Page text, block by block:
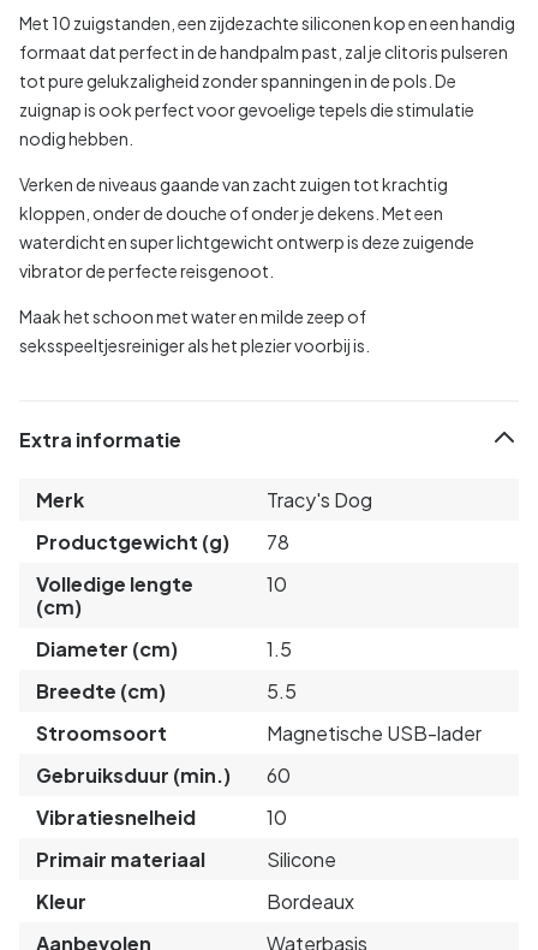
Met 10 zuigstanden, een zijdezachte siliconen kop en een handig
formaat dat perfect in de handpalm past, zal je clitoris pulseren
tot pure gelukzaligheid zonder spanningen in de pols. De
zuignap is ook perfect voor gevoelige tepels die stimulatie
nodig hebben.
Verken de niveaus gaande van zacht zuigen tot krachtig
kloppen, onder de douche of onder je dekens. Met een
waterdicht en super lichtgewicht ontwerp is deze zuigende
vibrator de perfecte reisgenoot.
Maak het schoon met water en milde zeep of
seksspeeltjesreiniger als het plezier voorbij is.
Extra informatie
Merk
Tracy's Dog
Productgewicht (g)
78
Volledige lengte
(cm)
10
Diameter (cm)
1.5
Breedte (cm)
5.5
Stroomsoort
Magnetische USB-lader
Gebruiksduur (min.)
60
Vibratiesnelheid
10
Primair materiaal
Silicone
Kleur
Bordeaux
Aanbevolen
Waterbasis